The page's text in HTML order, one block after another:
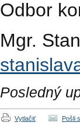
Odbor
Mgr.
Posledný
Vytlačiť Pošli